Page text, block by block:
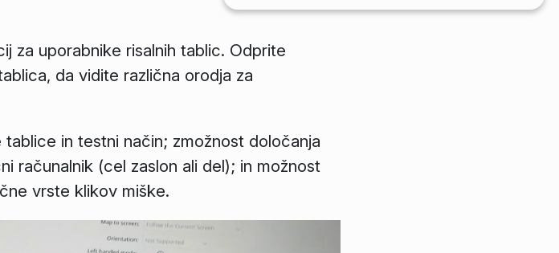
za uporabnike risalnih tablic. Odprite
, da vidite različna orodja za
in testni način; zmožnost določanja
računalnik (cel zaslon ali del); in možnost
vrste klikov miške.